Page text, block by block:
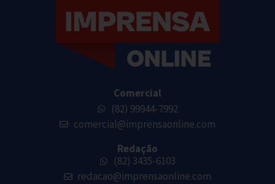
Comercial
(82) 99944-7992
comercial@imprensaonline.com
Redação
(82) 3435-6103
redacao@imprensaonline.com